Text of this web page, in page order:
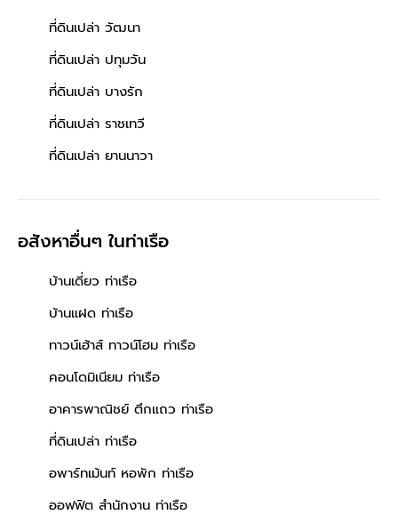
ที่ดินเปล่า วัฒนา
ที่ดินเปล่า ปทุมวัน
ที่ดินเปล่า บางรัก
ที่ดินเปล่า ราชเทวี
ที่ดินเปล่า ยานนาวา
อสังหาอื่นๆในท่าเรือ
บ้านเดี่ยว ท่าเรือ
บ้านแฝด ท่าเรือ
ทาวน์เฮ้าส์ ทาวน์โฮม ท่าเรือ
คอนโดมิเนียม ท่าเรือ
อาคารพาณิชย์ ตึกแถว ท่าเรือ
ที่ดินเปล่า ท่าเรือ
อพาร์ทเม้นท์ หอพัก ท่าเรือ
ออฟฟิต สำนักงาน ท่าเรือ